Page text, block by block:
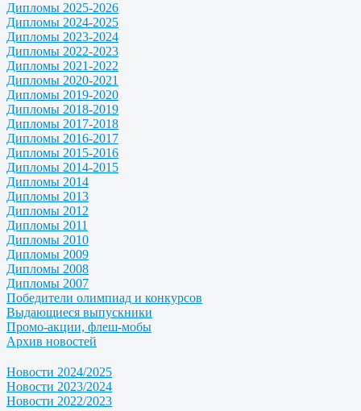
Дипломы 2025-2026
Дипломы 2024-2025
Дипломы 2023-2024
Дипломы 2022-2023
Дипломы 2021-2022
Дипломы 2020-2021
Дипломы 2019-2020
Дипломы 2018-2019
Дипломы 2017-2018
Дипломы 2016-2017
Дипломы 2015-2016
Дипломы 2014-2015
Дипломы 2014
Дипломы 2013
Дипломы 2012
Дипломы 2011
Дипломы 2010
Дипломы 2009
Дипломы 2008
Дипломы 2007
Победители олимпиад и конкурсов
Выдающиеся выпускники
Промо-акции, флеш-мобы
Архив новостей
Новости 2024/2025
Новости 2023/2024
Новости 2022/2023